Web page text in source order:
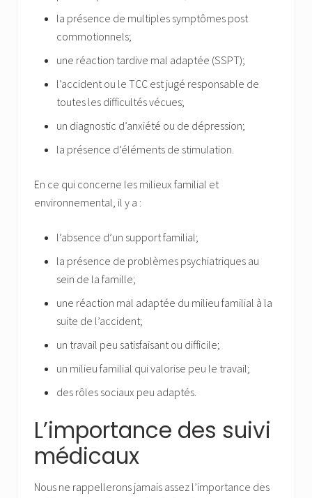
la présence de multiples symptômes post
commotionnels;
une réaction tardive mal adaptée (SSPT);
l’accident ou le TCC est jugé responsable de
toutes les difficultés vécues;
un diagnostic d’anxiété ou de dépression;
la présence d’éléments de stimulation.
En ce qui concerne les milieux familial et
environnemental, il y a :
l’absence d’un support familial;
la présence de problèmes psychiatriques au
sein de la famille;
une réaction mal adaptée du milieu familial à la
suite de l’accident;
un travail peu satisfaisant ou difficile;
un milieu familial qui valorise peu le travail;
des rôles sociaux peu adaptés.
L’importance des suivi
médicaux
Nous ne rappellerons jamais assez l’importance des